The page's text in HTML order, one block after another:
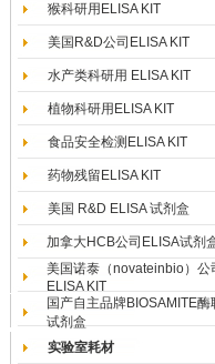
猴科研用ELISA KIT
美国R&D公司ELISA KIT
水产类科研用 ELISA KIT
植物科研用ELISA KIT
食品安全检测ELISA KIT
药物残留ELISA KIT
美国 R&D ELISA 试剂盒
加拿大HCB公司ELISA试剂
美国诺泰（novateinbio）公
ELISA KIT
国产自主品牌BIOSAMITE酶
试剂盒
实验室耗材